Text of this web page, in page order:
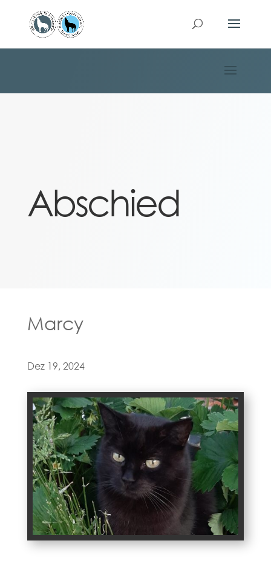
Abschied
Marcy
Dez 19, 2024